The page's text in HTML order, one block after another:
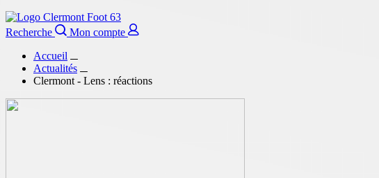
Recherche
Mon compte
Accueil
Actualités
Clermont - Lens : réactions